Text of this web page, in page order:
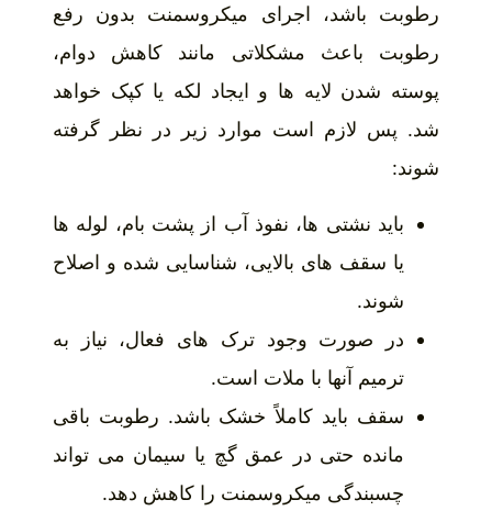
رطوبت باشد، اجرای میکروسمنت بدون رفع
رطوبت باعث مشکلاتی مانند کاهش دوام،
پوسته شدن لایه ها و ایجاد لکه یا کپک خواهد
شد. پس لازم است موارد زیر در نظر گرفته
شوند:
باید نشتی ها، نفوذ آب از پشت بام، لوله ها
یا سقف های بالایی، شناسایی شده و اصلاح
شوند.
در صورت وجود ترک های فعال، نیاز به
ترمیم آنها با ملات است.
سقف باید کاملاً خشک باشد. رطوبت باقی
مانده حتی در عمق گچ یا سیمان می تواند
چسبندگی میکروسمنت را کاهش دهد.